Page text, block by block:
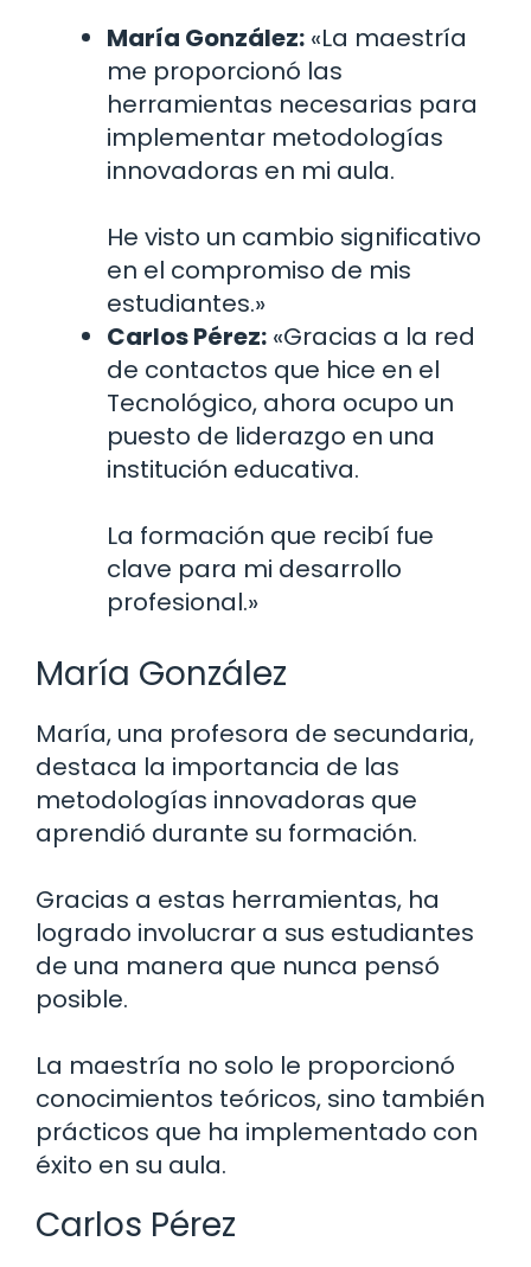
María González: «La maestría
me proporcionó las
herramientas necesarias para
implementar metodologías
innovadoras en mi aula.
He visto un cambio significativo
en el compromiso de mis
estudiantes.»
Carlos Pérez: «Gracias a la red
de contactos que hice en el
Tecnológico, ahora ocupo un
puesto de liderazgo en una
institución educativa.
La formación que recibí fue
clave para mi desarrollo
profesional.»
María González
María, una profesora de secundaria,
destaca la importancia de las
metodologías innovadoras que
aprendió durante su formación.
Gracias a estas herramientas, ha
logrado involucrar a sus estudiantes
de una manera que nunca pensó
posible.
La maestría no solo le proporcionó
conocimientos teóricos, sino también
prácticos que ha implementado con
éxito en su aula.
Carlos Pérez